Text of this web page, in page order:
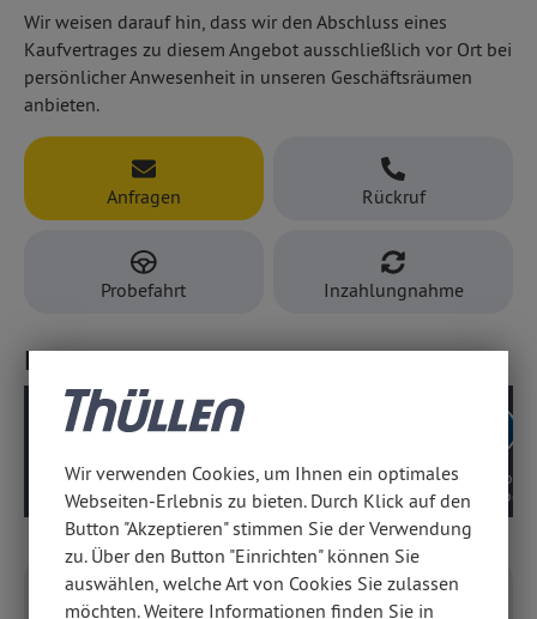
Wir weisen darauf hin, dass wir den Abschluss eines
Kaufvertrages zu diesem Angebot ausschließlich vor Ort bei
persönlicher Anwesenheit in unseren Geschäftsräumen
anbieten.
Anfragen Rückruf
Probefahrt Inzahlungnahme
Ihre Angebots-Vorteile
Geprüfte
Beratungsqualität
Deutsches Modell,
kein EU-Import
10
Konfigurieren
Wir verwenden Cookies, um Ihnen ein optimales
Webseiten-Erlebnis zu bieten. Durch Klick auf den
Button "Akzeptieren" stimmen Sie der Verwendung
zu. Über den Button "Einrichten" können Sie
auswählen, welche Art von Cookies Sie zulassen
möchten. Weitere Informationen finden Sie in